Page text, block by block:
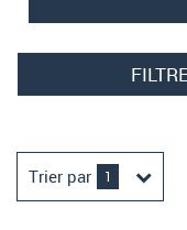
Trier par 1